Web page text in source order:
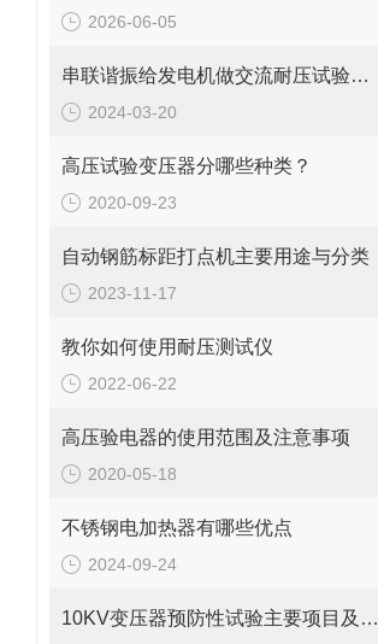
2026-06-05
串联谐振给发电机做交流耐压试验的操作方法
2024-03-20
高压试验变压器分哪些种类？
2020-09-23
自动钢筋标距打点机主要用途与分类
2023-11-17
教你如何使用耐压测试仪
2022-06-22
高压验电器的使用范围及注意事项
2020-05-18
不锈钢电加热器有哪些优点
2024-09-24
10KV变压器预防性试验主要项目及标准规程